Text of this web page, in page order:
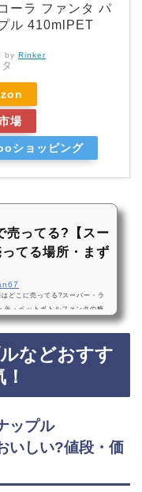
ーラ ファンタ パ
ル 410mlPET
by Rinker
場
ショッピング
売ってる?【スー
てる場所・まず
どこに売ってる?スーパー・ラ
缶・ペットボトルファンタの梅
てない店も多いので、Amazon
） コカコーラ うめ ume ウメ・
コーラ ファンタ 梅 350ml×1
などおすす
ップル
いしい?値段・価